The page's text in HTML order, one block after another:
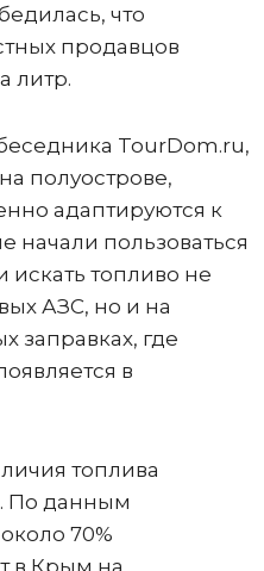
что
продавцов
литр.
TourDom.ru,
полуострове,
адаптируются к
начали пользоваться
искать топливо не
АЗС, но и на
заправках, где
в
топлива
По данным
70%
в Крым на